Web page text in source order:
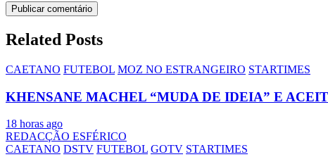
Related Posts
CAETANO FUTEBOL MOZ NO ESTRANGEIRO STARTIMES
KHENSANE MACHEL “MUDA DE IDEIA” E
18 horas ago
REDACÇÃO ESFÉRICO
CAETANO DSTV FUTEBOL GOTV STARTIMES